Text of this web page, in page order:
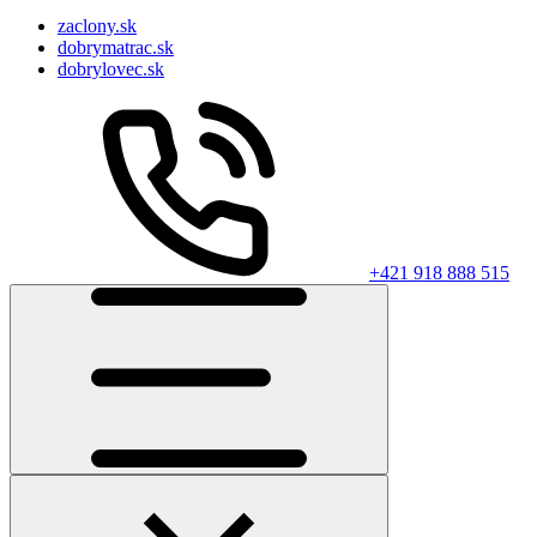
zaclony.sk
dobrymatrac.sk
dobrylovec.sk
+421 918 888 515